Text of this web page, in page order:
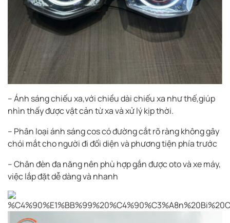
– Ánh sáng chiếu xa,với chiều dài chiếu xa như thế,giúp
nhìn thấy được vật cản từ xa và xử lý kịp thời.
– Phân loại ánh sáng cos có đường cắt rõ ràng không gây
chói mắt cho người đi đối diện và phương tiện phía trước
– Chân đèn đa năng nên phù hợp gắn được oto và xe máy,
việc lắp đặt dễ dàng và nhanh